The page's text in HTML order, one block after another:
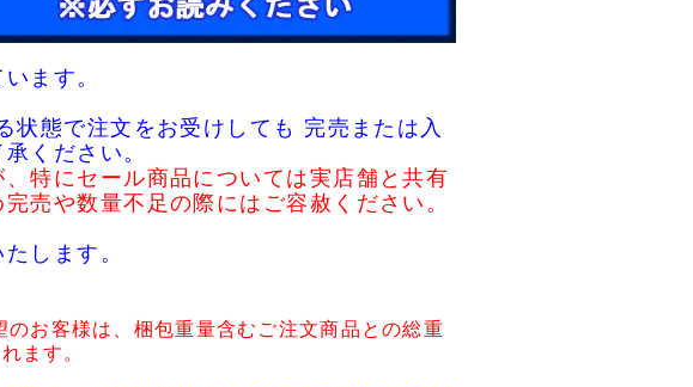
ます。
状態で注文をお受けしても 完売または入
ください。
特にセール商品については実店舗と共有
売や数量不足の際にはご容赦ください。
します。
お客様は、梱包重量含むご注文商品との総重
ます。